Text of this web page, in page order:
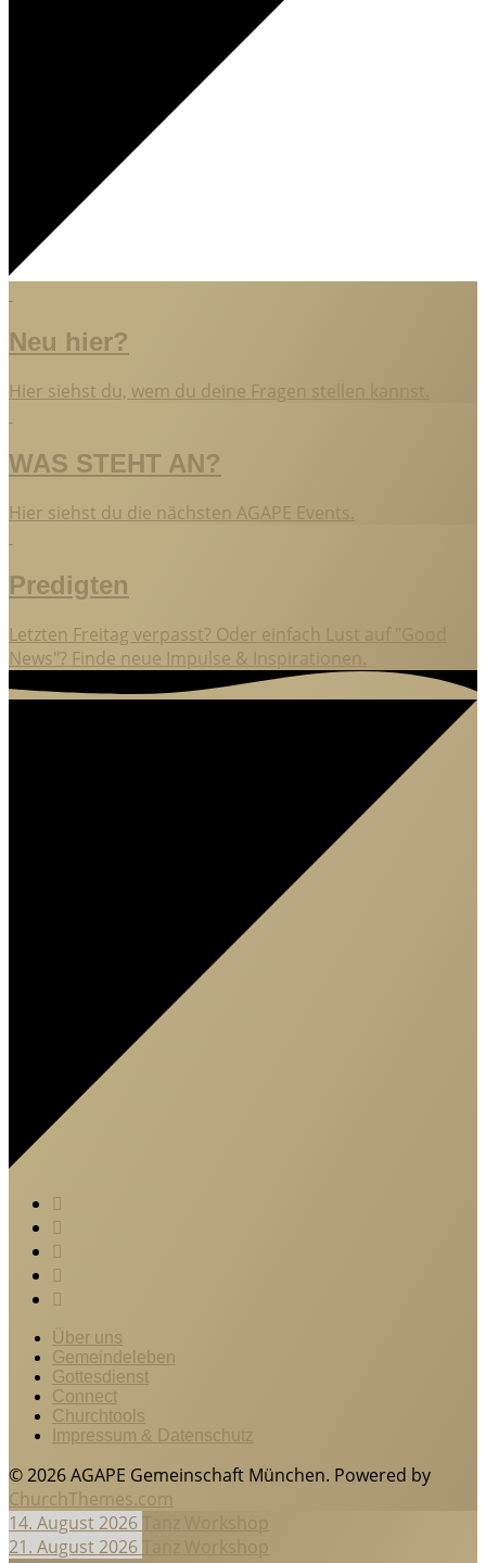
Neu hier?
Hier siehst du, wem du deine Fragen stellen kannst.
WAS STEHT AN?
Hier siehst du die nächsten AGAPE Events.
Predigten
Letzten Freitag verpasst? Oder einfach Lust auf "Good
News"? Finde neue Impulse & Inspirationen.
Über uns
Gemeindeleben
Gottesdienst
Connect
Churchtools
Impressum & Datenschutz
© 2026 AGAPE Gemeinschaft München. Powered by
ChurchThemes.com
14. August 2026
21. August 2026